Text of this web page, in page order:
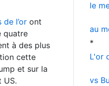
de l’or ont
quatre
à des plus
cette
et sur la
US.
le
au
*
L'or
vs